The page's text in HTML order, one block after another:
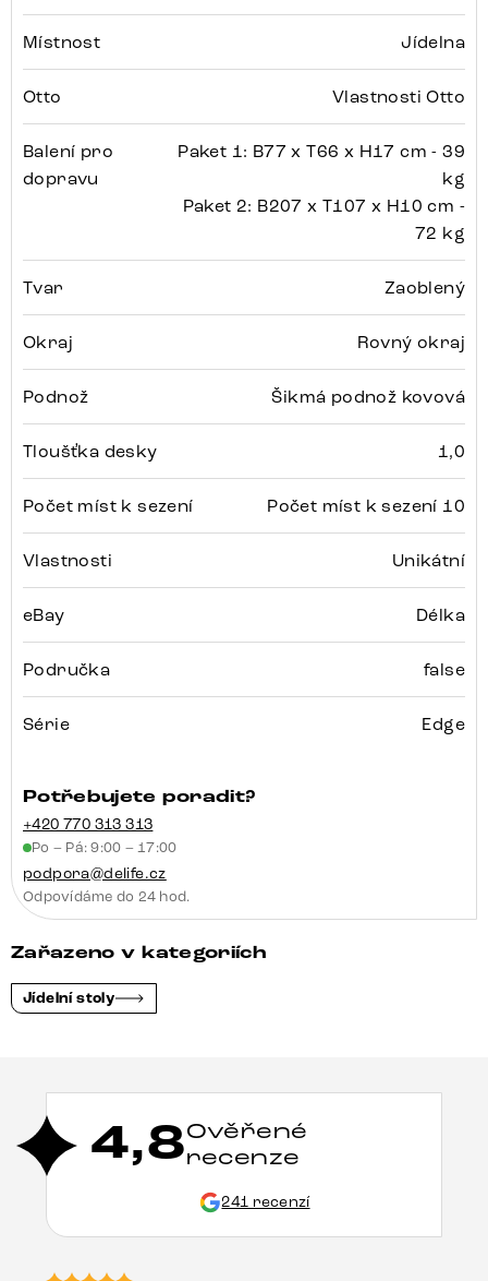
Místnost Jídelna
Otto Vlastnosti Otto
Balení pro
dopravu
Paket 1: B77 x T66 x H17 cm - 39
kg
Paket 2: B207 x T107 x H10 cm -
72 kg
Tvar Zaoblený
Okraj Rovný okraj
Podnož Šikmá podnož kovová
Tloušťka desky 1,0
Počet míst k sezení Počet míst k sezení 10
Vlastnosti Unikátní
eBay Délka
Područka false
Série Edge
Potřebujete poradit?
+420 770 313 313
Po – Pá: 9:00 – 17:00
podpora@delife.cz
Odpovídáme do 24 hod.
Zařazeno v kategoriích
Jídelní stoly
4,8Ověřené
recenze
241 recenzí